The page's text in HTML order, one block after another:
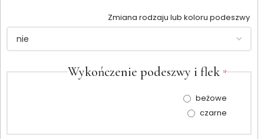
Zmiana rodzaju lub koloru podeszwy
Wykończenie podeszwy i flek *
beżowe
czarne